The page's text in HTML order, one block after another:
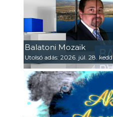
Balatoni Mozaik
Utolsó adás: 2026. júl. 28. kedd